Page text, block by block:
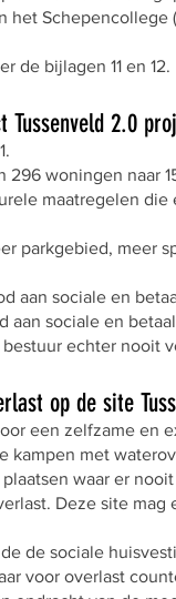
de bijlagen 11 en 12.
2.0
woningen naar
maatregelen
parkgebied, meer
aan sociale en
aan sociale en
echter nooit
op de site
een zelfzame en
kampen met
waar er
Deze site
de sociale
voor overlast